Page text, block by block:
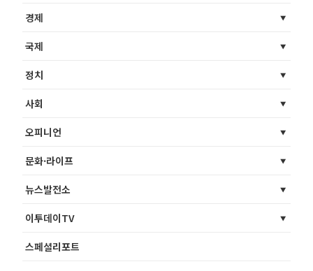
경제
국제
정치
사회
오피니언
문화·라이프
뉴스발전소
이투데이TV
스페셜리포트